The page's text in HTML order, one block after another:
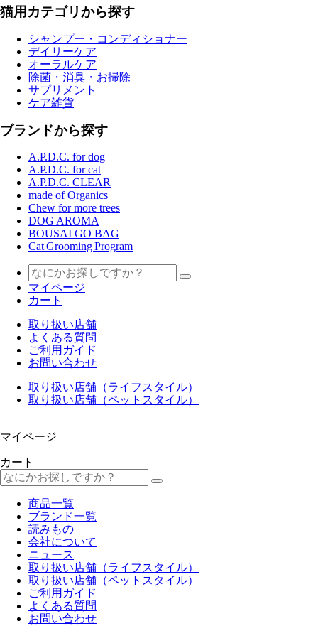
猫用カテゴリから探す
シャンプー・コンディショナー
デイリーケア
オーラルケア
除菌・消臭・お掃除
サプリメント
ケア雑貨
ブランドから探す
A.P.D.C. for dog
A.P.D.C. for cat
A.P.D.C. CLEAR
made of Organics
Chew for more trees
DOG AROMA
BOUSAI GO BAG
Cat Grooming Program
マイページ
カート
取り扱い店舗
よくある質問
ご利用ガイド
お問い合わせ
取り扱い店舗（ライフスタイル）
取り扱い店舗（ペットスタイル）
マイページ
カート
商品一覧
ブランド一覧
読みもの
会社について
ニュース
取り扱い店舗（ライフスタイル）
取り扱い店舗（ペットスタイル）
ご利用ガイド
よくある質問
お問い合わせ